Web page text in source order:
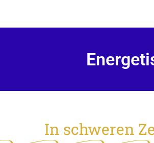
In schweren